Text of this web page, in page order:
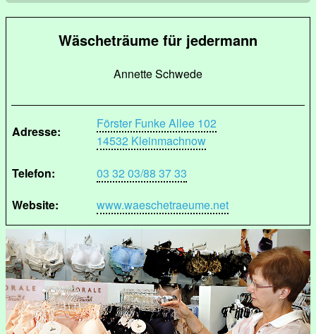
Wäscheträume für jedermann
Annette Schwede
Adresse:
Förster Funke Allee 102
14532 Kleinmachnow
Telefon:
03 32 03/88 37 33
Website:
www.waeschetraeume.net